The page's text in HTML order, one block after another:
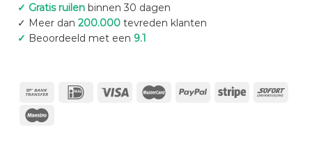
✓ Gratis ruilenbinnen 30 dagen
✓ Meer dan 200.000tevreden klanten
✓ Beoordeeld met een 9.1